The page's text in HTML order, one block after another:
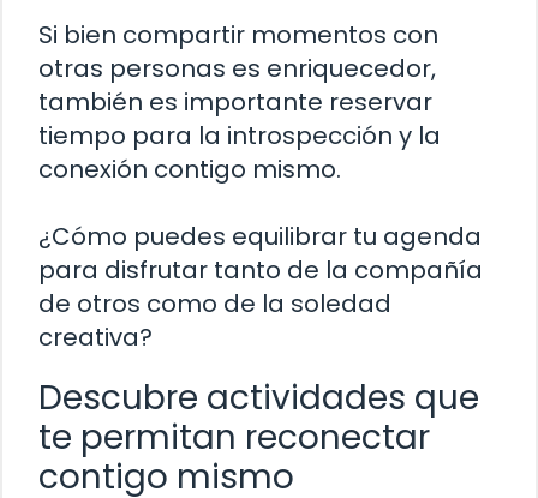
Si bien compartir momentos con
otras personas es enriquecedor,
también es importante reservar
tiempo para la introspección y la
conexión contigo mismo.
¿Cómo puedes equilibrar tu agenda
para disfrutar tanto de la compañía
de otros como de la soledad
creativa?
Descubre actividades que
te permitan reconectar
contigo mismo